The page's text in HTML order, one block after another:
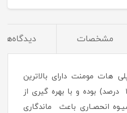
مشخصات دیدگاه‌ها
هات مومنت دارای بالاترین
درصد اسانس (10 الی 12 درصد) بوده و با بهره گیری از
انحصـاری باعث ماندگاری